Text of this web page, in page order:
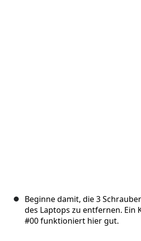
Beginne damit, die 3
des Laptops zu entfernen.
#00 funktioniert hier gut.